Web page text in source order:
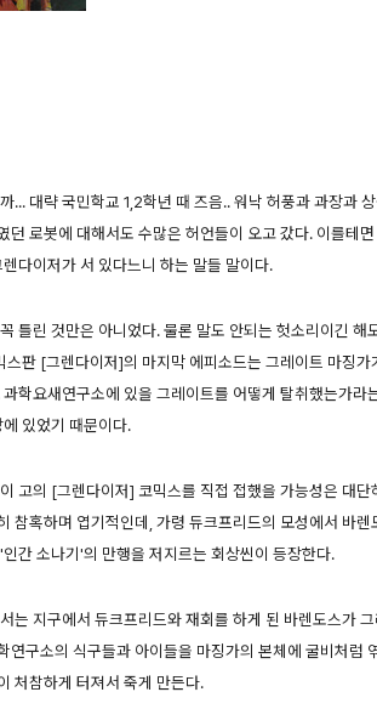
... 대략 국민학교 1,2학년 때 즈음.. 워낙 허풍과 과장과
던 로봇에 대해서도 수많은 허언들이 오고 갔다. 이를테
다이저가 서 있다느니 하는 말들 말이다.
틀린 것만은 아니었다. 물론 말도 안되는 헛소리이긴 해
스판 [그렌다이저]의 마지막 에피소드는 그레이트 마징
학요새연구소에 있을 그레이트를 어떻게 탈취했는가라
있었기 때문이다.
고의 [그렌다이저] 코믹스를 직접 접했을 가능성은 대
참혹하며 엽기적인데, 가령 듀크프리드의 모성에서 바
간 소나기'의 만행을 저지르는 회상씬이 등장한다.
는 지구에서 듀크프리드와 재회를 하게 된 바렌도스가
연구소의 식구들과 아이들을 마징가의 본체에 굴비처럼
처참하게 터져서 죽게 만든다.